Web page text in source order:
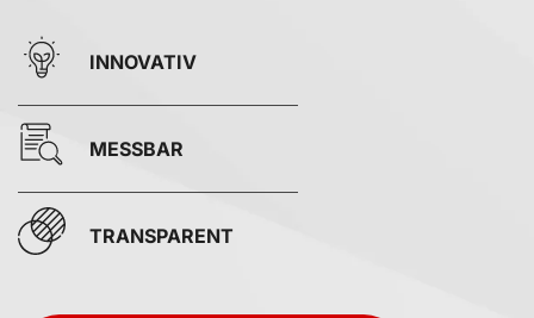
INNOVATIV
MESSBAR
TRANSPARENT